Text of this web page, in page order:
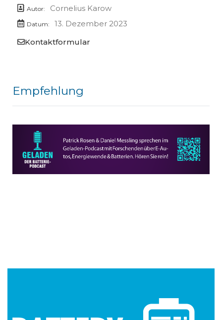
Autor: Cornelius Karow
Datum:
13. Dezember 2023
Kontaktformular
Empfehlung